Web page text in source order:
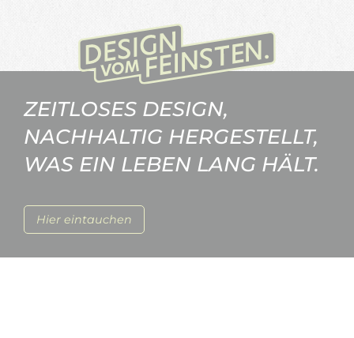
Hier eintauchen
ZEITLOSES DESIGN,
NACHHALTIG HERGESTELLT,
WAS EIN LEBEN LANG HÄLT.